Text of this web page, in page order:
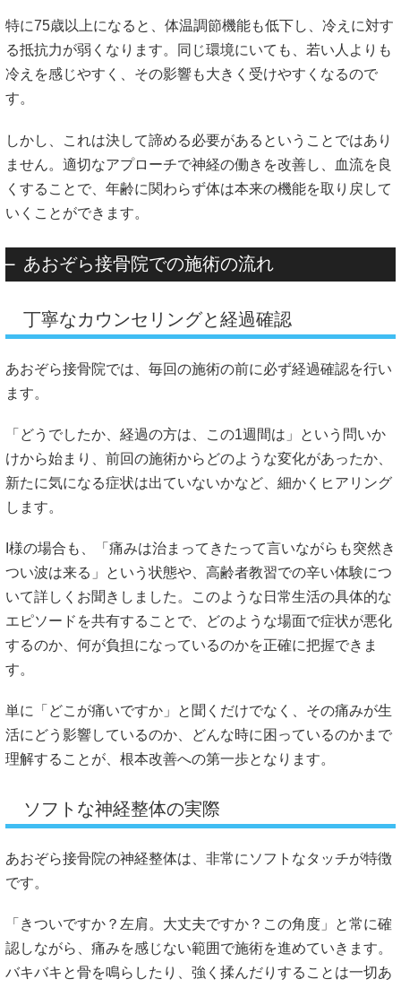
特に75歳以上になると、体温調節機能も低下し、冷えに対す
る抵抗力が弱くなります。同じ環境にいても、若い人よりも
冷えを感じやすく、その影響も大きく受けやすくなるので
す。
しかし、これは決して諦める必要があるということではあり
ません。適切なアプローチで神経の働きを改善し、血流を良
くすることで、年齢に関わらず体は本来の機能を取り戻して
いくことができます。
あおぞら接骨院での施術の流れ
丁寧なカウンセリングと経過確認
あおぞら接骨院では、毎回の施術の前に必ず経過確認を行い
ます。
「どうでしたか、経過の方は、この1週間は」という問いか
けから始まり、前回の施術からどのような変化があったか、
新たに気になる症状は出ていないかなど、細かくヒアリング
します。
I様の場合も、「痛みは治まってきたって言いながらも突然き
つい波は来る」という状態や、高齢者教習での辛い体験につ
いて詳しくお聞きしました。このような日常生活の具体的な
エピソードを共有することで、どのような場面で症状が悪化
するのか、何が負担になっているのかを正確に把握できま
す。
単に「どこが痛いですか」と聞くだけでなく、その痛みが生
活にどう影響しているのか、どんな時に困っているのかまで
理解することが、根本改善への第一歩となります。
ソフトな神経整体の実際
あおぞら接骨院の神経整体は、非常にソフトなタッチが特徴
です。
「きついですか？左肩。大丈夫ですか？この角度」と常に確
認しながら、痛みを感じない範囲で施術を進めていきます。
バキバキと骨を鳴らしたり、強く揉んだりすることは一切あ